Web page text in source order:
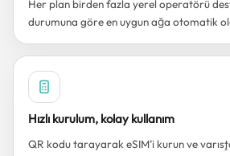
Her plan birden fazla yerel operatörü
durumuna göre en uygun ağa otomatik
Hızlı kurulum, kolay kullanım
QR kodu tarayarak eSIM’i kurun ve